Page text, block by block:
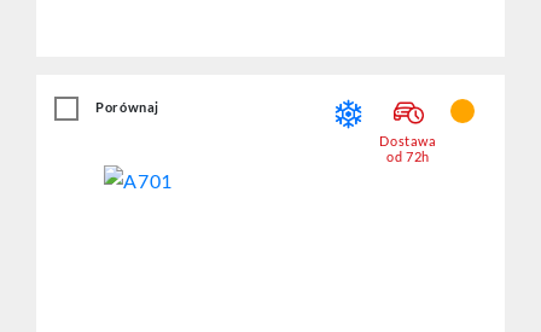
Porównaj
Dostawa
od 72h